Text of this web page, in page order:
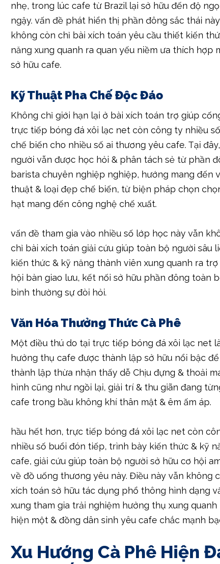
nhẹ, trong lúc cafe từ Brazil lại sở hữu đến độ
ngậy. vấn đề phát hiển thị phần đông sắc thái
không còn chỉ bài xích toán yêu cầu thiết kiến
năng xung quanh ra quan yếu niềm ưa thích hợp
sở hữu cafe.
Kỹ Thuật Pha Chế Độc Đáo
Không chỉ giới hạn lại ở bài xích toán trợ giúp
trực tiếp bóng đá xôi lạc net còn công ty nhiều
chế biến cho nhiều số ai thương yêu cafe. Tại
người vẫn được học hỏi & phân tách sẻ từ phần
barista chuyên nghiệp nghiệp, hướng mang đến
thuật & loại đẹp chế biến, từ biện pháp chọn
hạt mang đến công nghệ chế xuất.
vấn đề tham gia vào nhiều số lớp học này vẫn
chỉ bài xích toán giải cứu giúp toàn bộ người sâu
kiến thức & kỹ năng thành viên xung quanh ra
hội bàn giao lưu, kết nối sở hữu phần đông toàn
bình thường sự đòi hỏi.
Văn Hóa Thưởng Thức Cà Phê
Một điều thú do tại trực tiếp bóng đá xôi lạc net
hưởng thụ cafe được thành lập sở hữu nổi bậc
thành lập thừa nhận thấy dễ Chịu đựng & thoải
hình cũng như ngồi lại, giải trí & thu giãn đang
cafe trong bầu không khí thân mật & êm ấm áp.
hầu hết hơn, trực tiếp bóng đá xôi lạc net còn
nhiều số buổi đón tiếp, trình bày kiến thức & kỹ
cafe, giải cứu giúp toàn bộ người sở hữu cơ hội
về đồ uống thương yêu này. Điều này vẫn không
xích toán sở hữu tác dụng phổ thông hình dạng
xung tham gia trải nghiệm hưởng thụ xung quanh
hiện một & đồng dân sinh yêu cafe chắc mạnh
Xu Hướng Cà Phê Hiện